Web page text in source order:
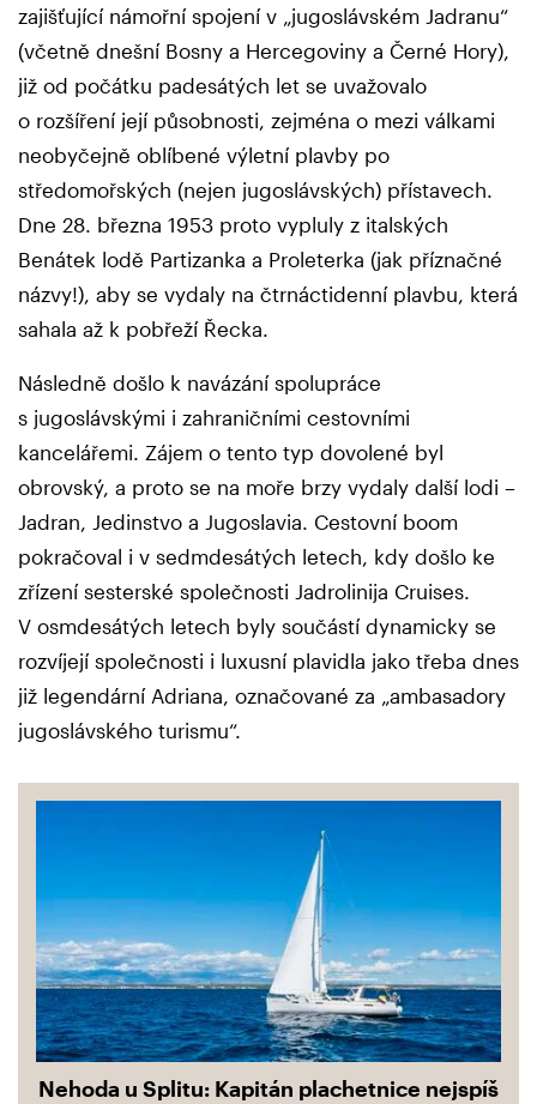
zajišťující námořní spojení v „jugoslávském Jadranu“
(včetně dnešní Bosny a Hercegoviny a Černé Hory),
již od počátku padesátých let se uvažovalo
o rozšíření její působnosti, zejména o mezi válkami
neobyčejně oblíbené výletní plavby po
středomořských (nejen jugoslávských) přístavech.
Dne 28. března 1953 proto vypluly z italských
Benátek lodě Partizanka a Proleterka (jak příznačné
názvy!), aby se vydaly na čtrnáctidenní plavbu, která
sahala až k pobřeží Řecka.
Následně došlo k navázání spolupráce
s jugoslávskými i zahraničními cestovními
kancelářemi. Zájem o tento typ dovolené byl
obrovský, a proto se na moře brzy vydaly další lodi –
Jadran, Jedinstvo a Jugoslavia. Cestovní boom
pokračoval i v sedmdesátých letech, kdy došlo ke
zřízení sesterské společnosti Jadrolinija Cruises.
V osmdesátých letech byly součástí dynamicky se
rozvíjejí společnosti i luxusní plavidla jako třeba dnes
již legendární Adriana, označované za „ambasadory
jugoslávského turismu“.
Nehoda u Splitu: Kapitán plachetnice nejspíš